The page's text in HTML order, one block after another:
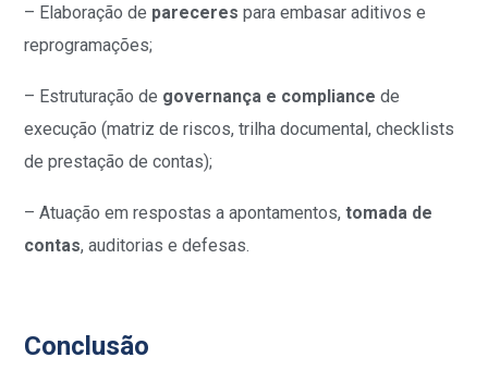
– Elaboração de pareceres para embasar aditivos e
reprogramações;
– Estruturação de governança e compliance de
execução (matriz de riscos, trilha documental, checklists
de prestação de contas);
– Atuação em respostas a apontamentos,tomada de
contas, auditorias e defesas.
Conclusão